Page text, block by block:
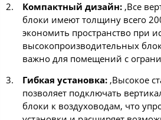
Компактный дизайн:,Все
блоки имеют толщину всего
экономить пространство при
высокопроизводительных
важно для помещений с
Гибкая установка:,Высокое
позволяет подключать
блоки к воздуховодам, что